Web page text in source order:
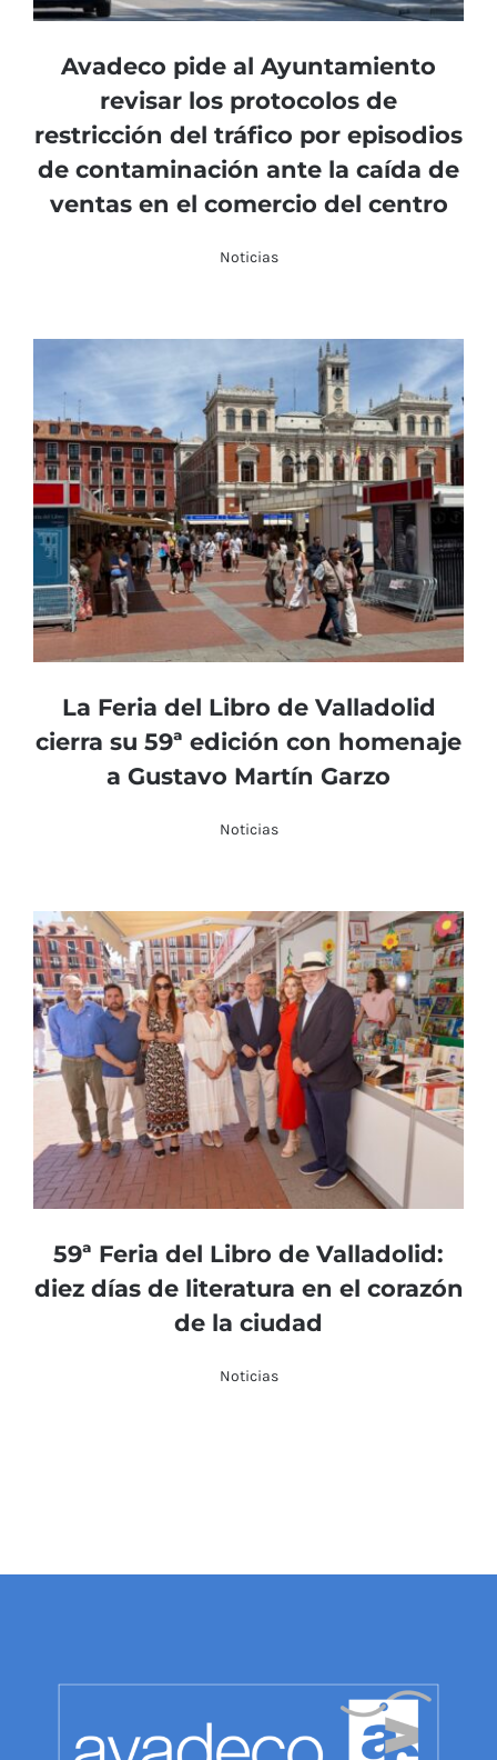
Avadeco pide al Ayuntamiento
revisar los protocolos de
restricción del tráfico por episodios
de contaminación ante la caída de
ventas en el comercio del centro
Noticias
La Feria del Libro de Valladolid
cierra su 59ª edición con homenaje
a Gustavo Martín Garzo
Noticias
59ª Feria del Libro de Valladolid:
diez días de literatura en el corazón
de la ciudad
Noticias